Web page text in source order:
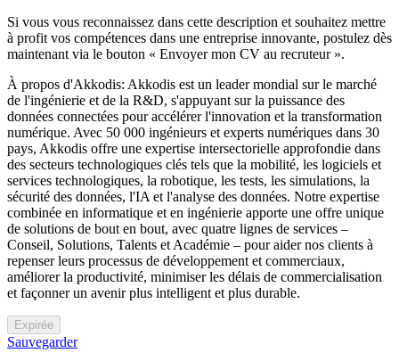
Si vous vous reconnaissez dans cette description et souhaitez mettre
à profit vos compétences dans une entreprise innovante, postulez dès
maintenant via le bouton « Envoyer mon CV au recruteur ».
À propos d'Akkodis: Akkodis est un leader mondial sur le marché
de l'ingénierie et de la R&D, s'appuyant sur la puissance des
données connectées pour accélérer l'innovation et la transformation
numérique. Avec 50 000 ingénieurs et experts numériques dans 30
pays, Akkodis offre une expertise intersectorielle approfondie dans
des secteurs technologiques clés tels que la mobilité, les logiciels et
services technologiques, la robotique, les tests, les simulations, la
sécurité des données, l'IA et l'analyse des données. Notre expertise
combinée en informatique et en ingénierie apporte une offre unique
de solutions de bout en bout, avec quatre lignes de services –
Conseil, Solutions, Talents et Académie – pour aider nos clients à
repenser leurs processus de développement et commerciaux,
améliorer la productivité, minimiser les délais de commercialisation
et façonner un avenir plus intelligent et plus durable.
Expirée
Sauvegarder